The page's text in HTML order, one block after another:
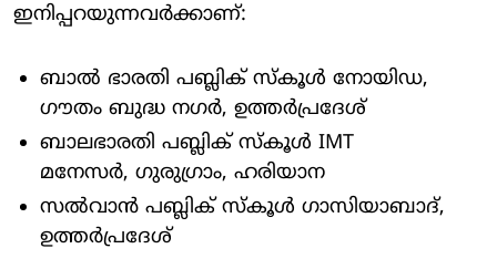
ഇനിപ്പറയുന്നവർക്കാണ്:
ബാൽ ഭാരതി പബ്ലിക് സ്കൂൾ നോയിഡ,
ഗൗതം ബുദ്ധ നഗർ, ഉത്തർപ്രദേശ്
ബാലഭാരതി പബ്ലിക് സ്കൂൾ IMT
മനേസർ, ഗുരുഗ്രാം, ഹരിയാന
സൽവാൻ പബ്ലിക് സ്കൂൾ ഗാസിയാബാദ്,
ഉത്തർപ്രദേശ്